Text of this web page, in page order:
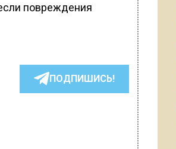
повреждения
ПОДПИШИСЬ!